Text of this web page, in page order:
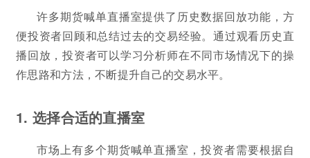
许多期货喊单直播室提供了历史数据回放功能，方
便投资者回顾和总结过去的交易经验。通过观看历史直
播回放，投资者可以学习分析师在不同市场情况下的操
作思路和方法，不断提升自己的交易水平。
1. 选择合适的直播室
市场上有多个期货喊单直播室，投资者需要根据自